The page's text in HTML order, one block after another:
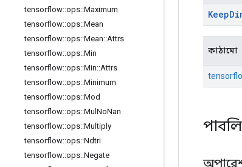
tensorflow::ops::Maximum
tensorflow::ops::Mean
tensorflow::ops::Mean::Attrs
tensorflow::ops::Min
tensorflow::ops::Min::Attrs
tensorflow::ops::Minimum
tensorflow::ops::Mod
tensorflow::ops::Mul NoNan
tensorflow::ops::Multiply
tensorflow::ops::Ndtri
tensorflow::ops::Negate
Keep
কাঠামো